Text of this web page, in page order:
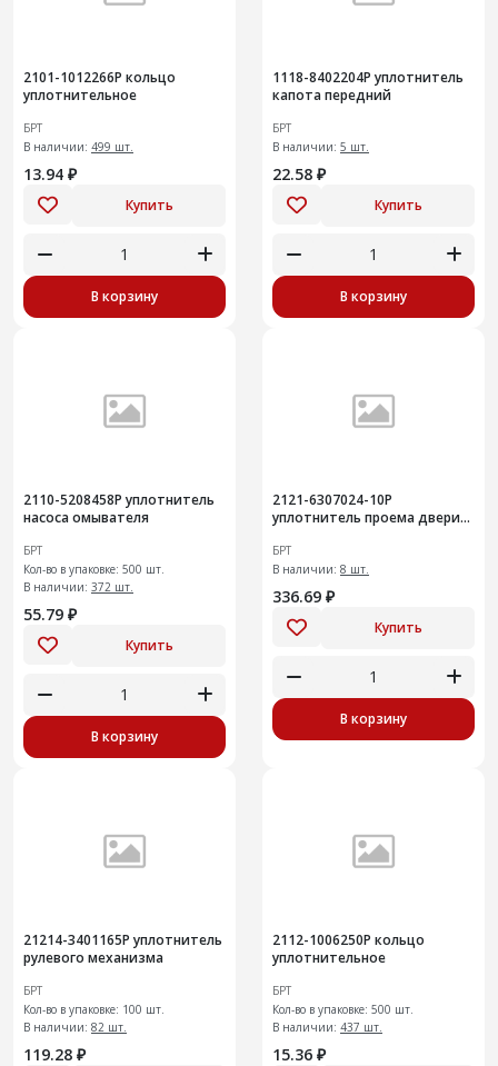
2101-1012266Р кольцо
уплотнительное
БРТ
В наличии: 499 шт.
13.94 ₽
Купить
В корзину
1118-8402204Р уплотнитель
капота передний
БРТ
В наличии: 5 шт.
22.58 ₽
Купить
В корзину
2110-5208458Р уплотнитель
насоса омывателя
БРТ
Кол-во в упаковке: 500 шт.
В наличии: 372 шт.
55.79 ₽
Купить
В корзину
2121-6307024-10Р
уплотнитель проема двери
БРТ
В наличии: 8 шт.
336.69 ₽
Купить
В корзину
21214-3401165Р уплотнитель
рулевого механизма
БРТ
Кол-во в упаковке: 100 шт.
В наличии: 82 шт.
119.28 ₽
2112-1006250Р кольцо
уплотнительное
БРТ
Кол-во в упаковке: 500 шт.
В наличии: 437 шт.
15.36 ₽